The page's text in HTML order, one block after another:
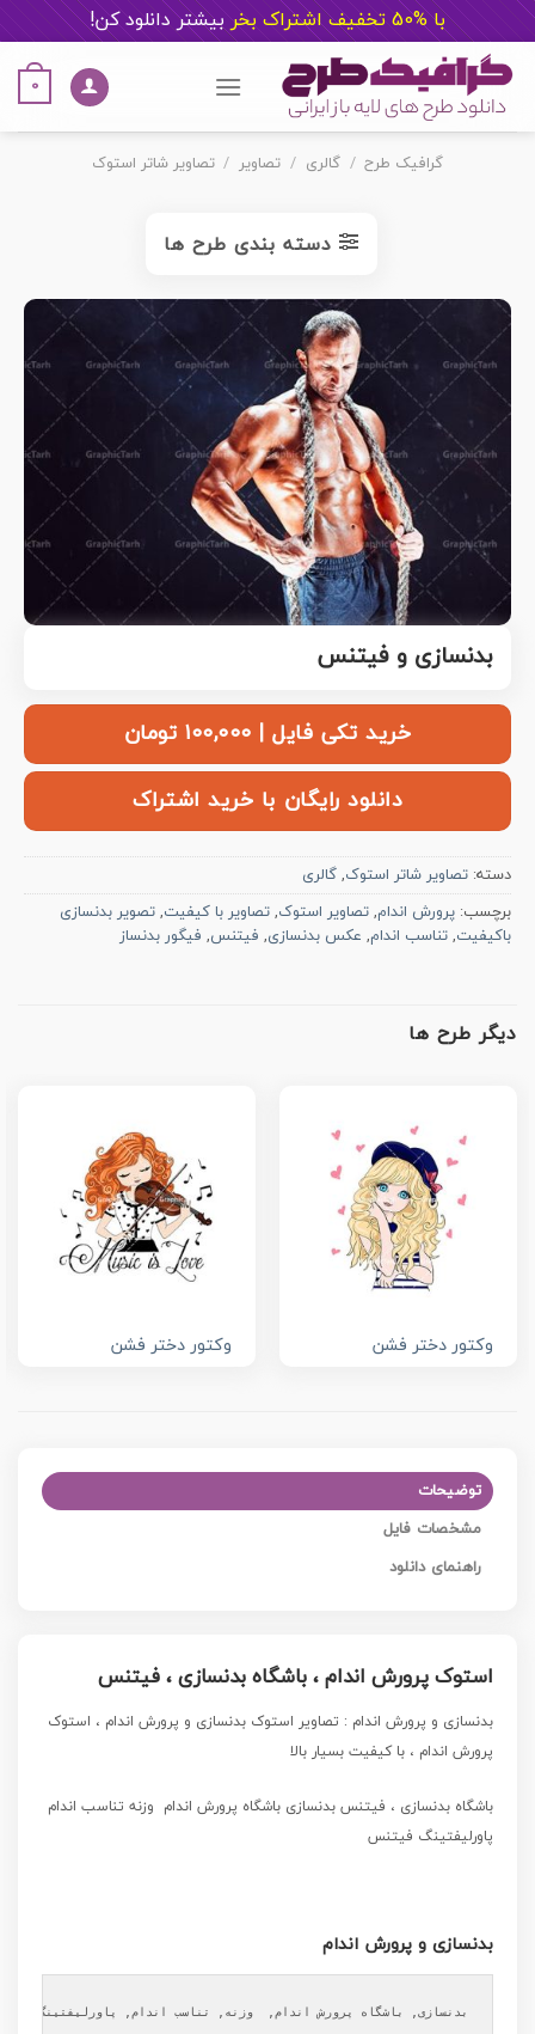
با %50 تخفیف اشتراک بخر بیشتر دانلود کن!
content
0
گرافیک طرح / گالری / تصاویر / تصاویر شاتر استوک
دسته بندی طرح ها
بدنسازی و فیتنس
خرید تکی فایل | ۱۰۰,۰۰۰ تومان
دانلود رایگان با خرید اشتراک
دسته: تصاویر شاتر استوک, گالری
برچسب: پرورش اندام, تصاویر استوک, تصاویر با کیفیت, تصویر بدنسازی
باکیفیت, تناسب اندام, عکس بدنسازی, فیتنس, فیگور بدنساز
دیگر طرح ها
وکتور دختر فشن وکتور دختر فشن
توضیحات
مشخصات فایل
راهنمای دانلود
استوک پرورش اندام ، باشگاه بدنسازی ، فیتنس
بدنسازی و پرورش اندام : تصاویر استوک بدنسازی و پرورش اندام ، استوک
پرورش اندام ، با کیفیت بسیار بالا
باشگاه بدنسازی ، فیتنس بدنسازی باشگاه پرورش اندام وزنه تناسب اندام
پاورلیفتینگ فیتنس
بدنسازی و پرورش اندام
بدنسازی, باشگاه پرورش اندام,  وزنه, تناسب اندام, پاورلیفتینگ,